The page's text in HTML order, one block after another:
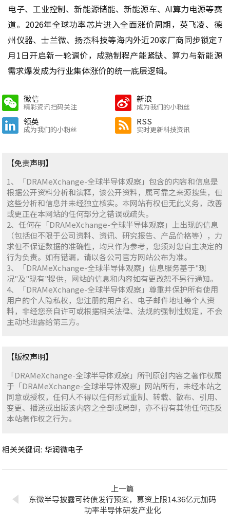
电子、工业控制、新能源储能、新能源车、AI算力电源等赛
道。2026年全球功率芯片进入全面涨价周期，英飞凌、德
州仪器、士兰微、扬杰科技等海内外近20家厂商同步锁定7
月1日开启新一轮调价，成熟制程产能紧缺、算力与新能源
需求爆发成为行业集体涨价的统一底层逻辑。
微信
精彩资讯扫码关注
新浪
成为我们的小粉丝
领英
成为我们的小粉丝
RSS
实时更新科技资讯
【免责声明】
1、「DRAMeXchange-全球半导体观察」包含的内容和信息是
根据公开资料分析和演释，该公开资料，属可靠之来源搜集，但
这些分析和信息并未经独立核实。本网站有权但无此义务，改善
或更正在本网站的任何部分之错误或疏失。
2、任何在「DRAMeXchange-全球半导体观察」上出现的信息
（包括但不限于公司资料、资讯、研究报告、产品价格等），力
求但不保证数据的准确性，均只作为参考，您须对您自主决定的
行为负责。如有错漏，请以各公司官方网站公布为准。
3、「DRAMeXchange-全球半导体观察」信息服务基于"现
况"及"现有"提供，网站的信息和内容如有更改恕不另行通知。
4、「DRAMeXchange-全球半导体观察」尊重并保护所有使用
用户的个人隐私权，您注册的用户名、电子邮件地址等个人资
料，非经您亲自许可或根据相关法律、法规的强制性规定，不会
主动地泄露给第三方。
【版权声明】
「DRAMeXchange-全球半导体观察」所刊原创内容之著作权属
于「DRAMeXchange-全球半导体观察」网站所有，未经本站之
同意或授权，任何人不得以任何形式重制、转载、散布、引用、
变更、播送或出版该内容之全部或局部，亦不得有其他任何违反
本站著作权之行为。
相关关键词: 华润微电子
上一篇
东微半导披露可转债发行预案，募资上限14.36亿元加码
功率半导体研发产业化